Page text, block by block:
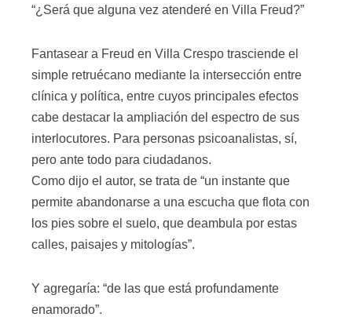
“¿Será que alguna vez atenderé en Villa Freud?”
Fantasear a Freud en Villa Crespo trasciende el
simple retruécano mediante la intersección entre
clínica y política, entre cuyos principales efectos
cabe destacar la ampliación del espectro de sus
interlocutores. Para personas psicoanalistas, sí,
pero ante todo para ciudadanos.
Como dijo el autor, se trata de “un instante que
permite abandonarse a una escucha que flota con
los pies sobre el suelo, que deambula por estas
calles, paisajes y mitologías”.
Y agregaría: “de las que está profundamente
enamorado”.